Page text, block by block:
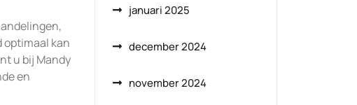
optimaal kan
u bij Mandy
en
januari 2025
december 2024
november 2024